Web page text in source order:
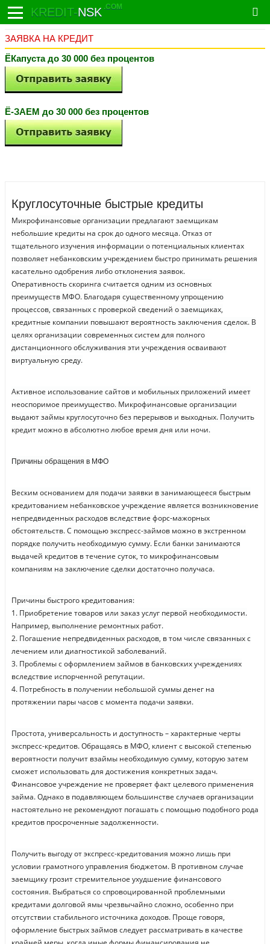
KREDIT-NSK .COM
ЗАЯВКА НА КРЕДИТ
ЁКапуста до 30 000 без процентов
Ё-ЗАЕМ до 30 000 без процентов
Круглосуточные быстрые кредиты
Микрофинансовые организации предлагают заемщикам
небольшие кредиты на срок до одного месяца. Отказ от
тщательного изучения информации о потенциальных клиентах
позволяет небанковским учреждением быстро принимать решения
касательно одобрения либо отклонения заявок.
Оперативность скоринга считается одним из основных
преимуществ МФО. Благодаря существенному упрощению
процессов, связанных с проверкой сведений о заемщиках,
кредитные компании повышают вероятность заключения сделок. В
целях организации современных систем для полного
дистанционного обслуживания эти учреждения осваивают
виртуальную среду.
Активное использование сайтов и мобильных приложений имеет
неоспоримое преимущество. Микрофинансовые организации
выдают займы круглосуточно без перерывов и выходных. Получить
кредит можно в абсолютно любое время дня или ночи.
Причины обращения в МФО
Веским основанием для подачи заявки в занимающееся быстрым
кредитованием небанковское учреждение является возникновение
непредвиденных расходов вследствие форс-мажорных
обстоятельств. С помощью экспресс-займов можно в экстренном
порядке получить необходимую сумму. Если банки занимаются
выдачей кредитов в течение суток, то микрофинансовым
компаниям на заключение сделки достаточно получаса.
Причины быстрого кредитования:
1. Приобретение товаров или заказ услуг первой необходимости.
Например, выполнение ремонтных работ.
2. Погашение непредвиденных расходов, в том числе связанных с
лечением или диагностикой заболеваний.
3. Проблемы с оформлением займов в банковских учреждениях
вследствие испорченной репутации.
4. Потребность в получении небольшой суммы денег на
протяжении пары часов с момента подачи заявки.
Простота, универсальность и доступность – характерные черты
экспресс-кредитов. Обращаясь в МФО, клиент с высокой степенью
вероятности получит взаймы необходимую сумму, которую затем
сможет использовать для достижения конкретных задач.
Финансовое учреждение не проверяет факт целевого применения
займа. Однако в подавляющем большинстве случаев организации
настоятельно не рекомендуют погашать с помощью подобного рода
кредитов просроченные задолженности.
Получить выгоду от экспресс-кредитования можно лишь при
условии грамотного управления бюджетом. В противном случае
заемщику грозит стремительное ухудшение финансового
состояния. Выбраться со спровоцированной проблемными
кредитами долговой ямы чрезвычайно сложно, особенно при
отсутствии стабильного источника доходов. Проще говоря,
оформление быстрых займов следует рассматривать в качестве